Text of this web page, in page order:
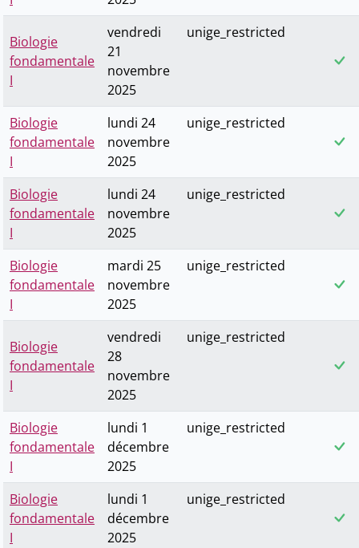
Biologie
fondamentale
I
vendredi
21
novembre
2025
unige_restricted
Biologie
fondamentale
I
lundi 24
novembre
2025
unige_restricted
Biologie
fondamentale
I
lundi 24
novembre
2025
unige_restricted
Biologie
fondamentale
I
mardi 25
novembre
2025
unige_restricted
Biologie
fondamentale
I
vendredi
28
novembre
2025
unige_restricted
Biologie
fondamentale
I
lundi 1
décembre
2025
unige_restricted
Biologie
fondamentale
I
lundi 1
décembre
2025
unige_restricted